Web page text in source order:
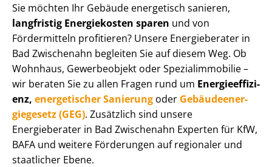
Sie möchten Ihr Gebäude energetisch sanieren,
langfristig Energiekosten sparen und von
Fördermitteln profitieren? Unsere Energieberater in
Bad Zwischenahn begleiten Sie auf diesem Weg. Ob
Wohnhaus, Gewerbeobjekt oder Spe­zi­al­im­mo­bi­lie –
wir beraten Sie zu allen Fragen rund um En­er­gie­ef­fi­zi­
enz, energetischer Sanierung oder Ge­bäu­de­en­er­
gie­ge­setz (GEG). Zusätzlich sind unsere
Energieberater in Bad Zwischenahn Experten für KfW,
BAFA und weitere Förderungen auf regionaler und
staatlicher Ebene.